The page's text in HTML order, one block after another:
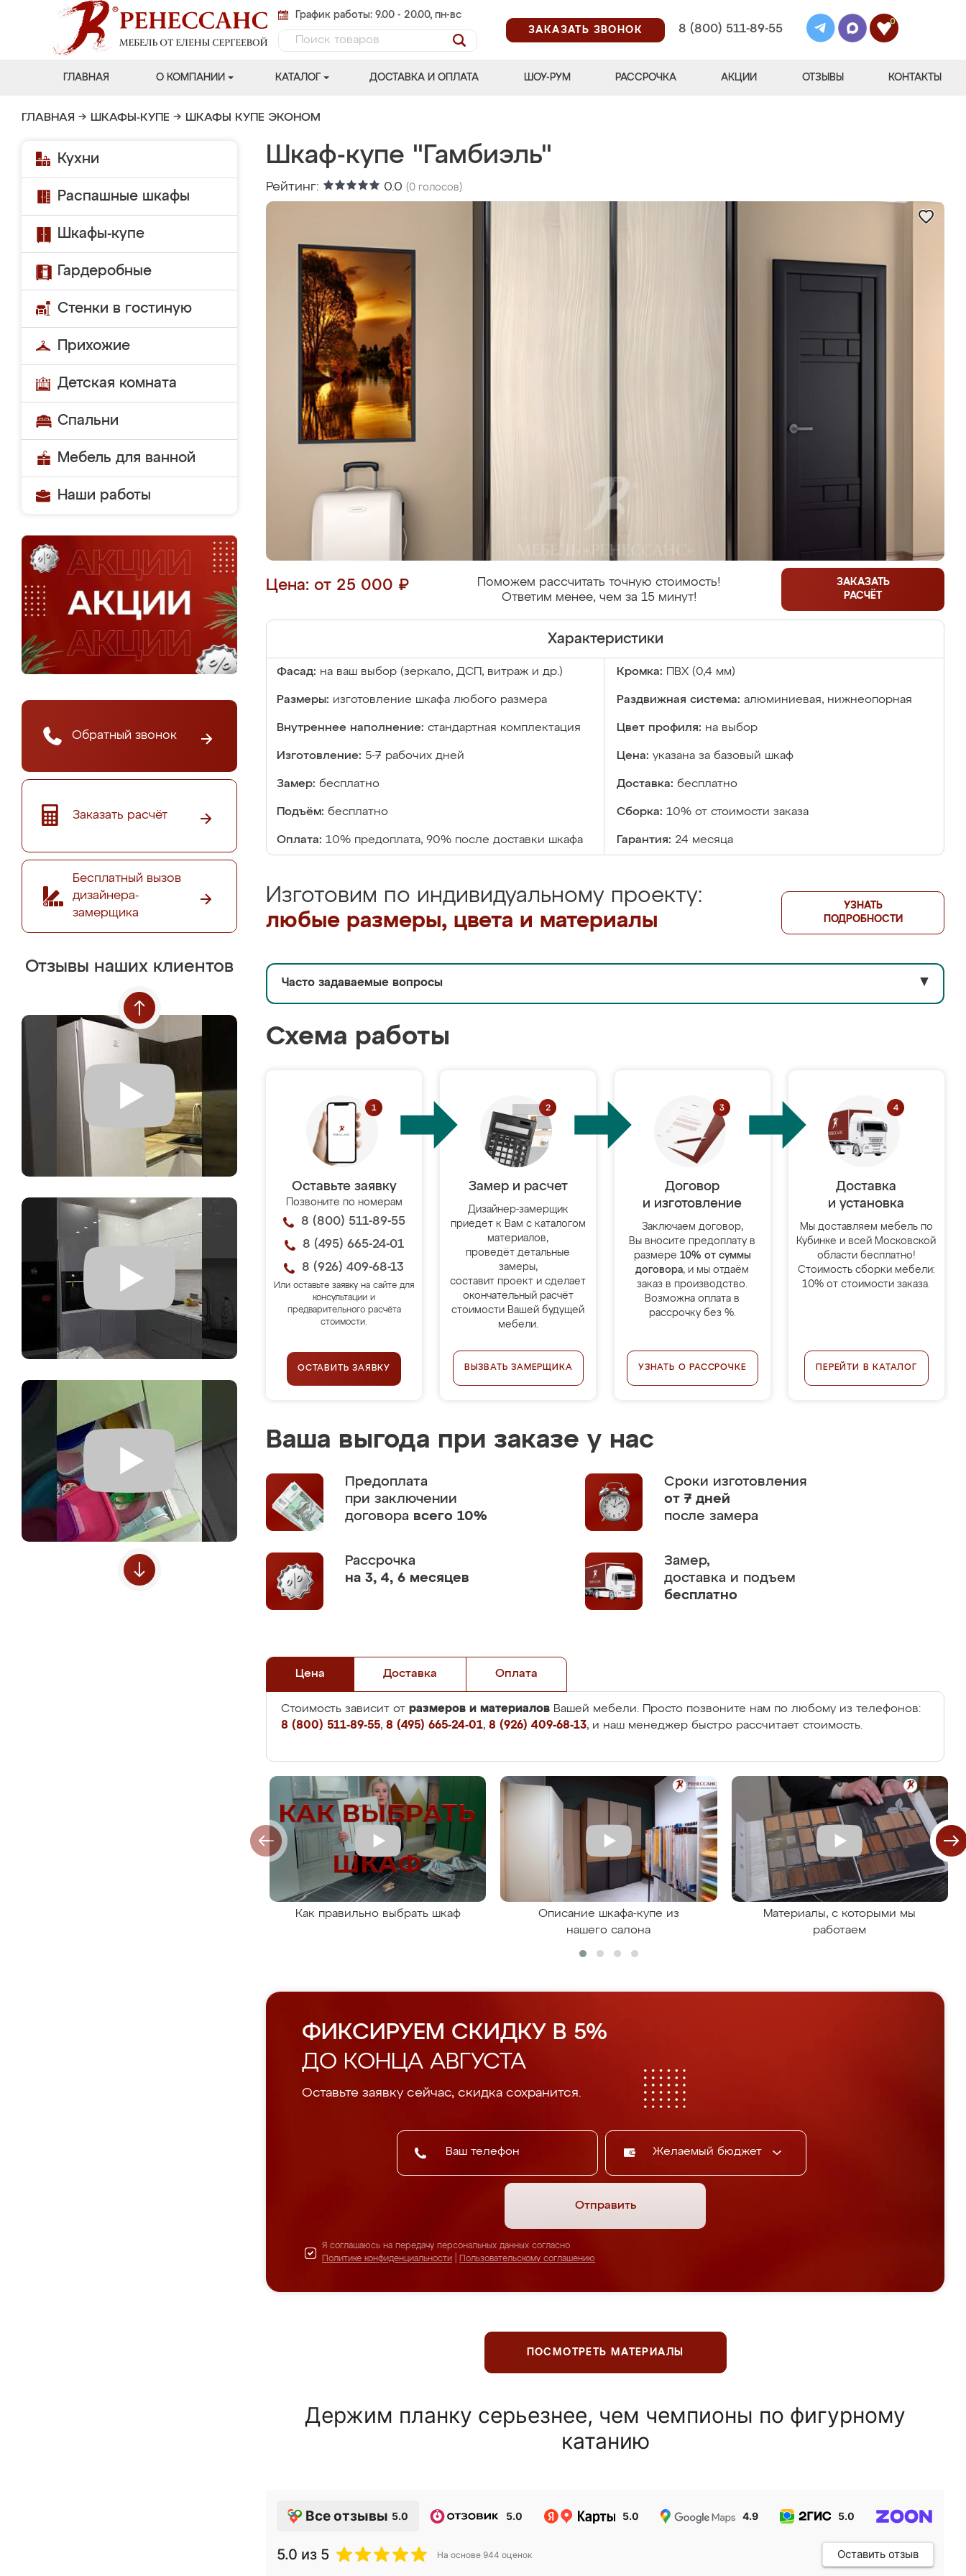
График работы: 9.00 - 20.00, пн-вс
ЗАКАЗАТЬ ЗВОНОК
8 (800) 511-89-55
0
ГЛАВНАЯ О КОМПАНИИ КАТАЛОГ ДОСТАВКА И ОПЛАТА ШОУ-РУМ РАССРОЧКА АКЦИИ ОТЗЫВЫ КОНТАКТЫ
ГЛАВНАЯ → ШКАФЫ-КУПЕ → ШКАФЫ КУПЕ ЭКОНОМ
Кухни
Распашные шкафы
Шкафы-купе
Гардеробные
Стенки в гостиную
Прихожие
Детская комната
Спальни
Мебель для ванной
Наши работы
Обратный звонок
Заказать расчёт
Бесплатный вызов
дизайнера-
замерщика
Отзывы наших клиентов
Шкаф-купе "Гамбиэль"
Рейтинг: 0.0 (0 голосов)
Цена: от 25 000 ₽
Поможем рассчитать точную стоимость!
Ответим менее, чем за 15 минут!
ЗАКАЗАТЬ
РАСЧЁТ
Характеристики
Фасад: на ваш выбор (зеркало, ДСП, витраж и др.) Кромка: ПВХ (0,4 мм)
Размеры: изготовление шкафа любого размера Раздвижная система: алюминиевая, нижнеопорная
Внутреннее наполнение: стандартная комплектация Цвет профиля: на выбор
Изготовление: 5-7 рабочих дней Цена: указана за базовый шкаф
Замер: бесплатно Доставка: бесплатно
Подъём: бесплатно Сборка: 10% от стоимости заказа
Оплата: 10% предоплата, 90% после доставки шкафа Гарантия: 24 месяца
Изготовим по индивидуальному проекту:
любые размеры, цвета и материалы
УЗНАТЬ
ПОДРОБНОСТИ
Часто задаваемые вопросы ▼
Схема работы
Оставьте заявку
Позвоните по номерам
8 (800) 511-89-55
8 (495) 665-24-01
8 (926) 409-68-13
Или оставьте заявку на сайте для
консультации и
предварительного расчёта
стоимости.
ОСТАВИТЬ ЗАЯВКУ
Замер и расчет
Дизайнер-замерщик
приедет к Вам с каталогом
материалов,
проведёт детальные
замеры,
составит проект и сделает
окончательный расчёт
стоимости Вашей будущей
мебели.
ВЫЗВАТЬ ЗАМЕРЩИКА
Договор
и изготовление
Заключаем договор,
Вы вносите предоплату в
размере 10% от суммы
договора, и мы отдаём
заказ в производство.
Возможна оплата в
рассрочку без %.
УЗНАТЬ О РАССРОЧКЕ
Доставка
и установка
Мы доставляем мебель по
Кубинке и всей Московской
области бесплатно!
Стоимость сборки мебели:
10% от стоимости заказа.
ПЕРЕЙТИ В КАТАЛОГ
Ваша выгода при заказе у нас
Предоплата
при заключении
договора всего 10%
Сроки изготовления
от 7 дней
после замера
Рассрочка
на 3, 4, 6 месяцев
Замер,
доставка и подъем
бесплатно
Цена Доставка Оплата
Стоимость зависит от размеров и материалов Вашей мебели. Просто позвоните нам по любому из телефонов:
8 (800) 511-89-55, 8 (495) 665-24-01, 8 (926) 409-68-13, и наш менеджер быстро рассчитает стоимость.
Как правильно выбрать шкаф
Описание шкафа-купе из
нашего салона
Материалы, с которыми мы
работаем
ФИКСИРУЕМ СКИДКУ В 5%
ДО КОНЦА АВГУСТА
Оставьте заявку сейчас, скидка сохранится.
Желаемый бюджет
Отправить
Я соглашаюсь на передачу персональных данных согласно
Политике конфиденциальности
Пользовательскому соглашению
ПОСМОТРЕТЬ МАТЕРИАЛЫ
Держим планку серьезнее, чем чемпионы по фигурному
катанию
Все отзывы 5.0 5.0 5.0 4.9 5.0
5.0 из 5 На основе 944 оценок Оставить отзыв